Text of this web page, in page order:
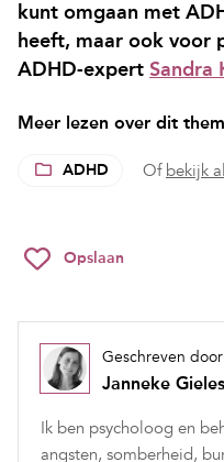
kunt omgaan met
heeft, maar ook voor
ADHD-expert Sandra
Meer lezen over dit
ADHD Of bekijk
Opslaan
Geschreven door
Janneke Gieles
Ik ben psycholoog en
angsten, somberheid,